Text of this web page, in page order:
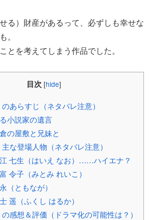
る）財産があるって、必ずしも幸せな
。
とを考えてしまう作品でした。
目次 [hide]
のあらすじ（ネタバレ注意）
小説家の遺言
の屋敷と兄妹と
主な登場人物（ネタバレ注意）
七生（はいえ なお）……ハイエナ？
令子（みとみ れいこ）
（ともなが）
遥（ふくし はるか）
の感想＆評価（ドラマ化の可能性は？）